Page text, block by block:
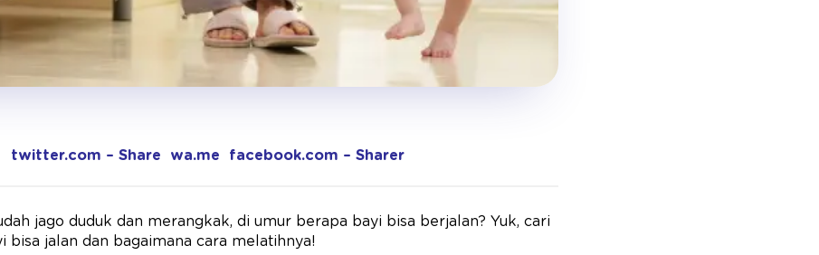
twitter.com – Share wa.me facebook.com – Sharer
jago duduk dan merangkak, di umur berapa bayi bisa berjalan? Yuk, cari
bisa jalan dan bagaimana cara melatihnya!